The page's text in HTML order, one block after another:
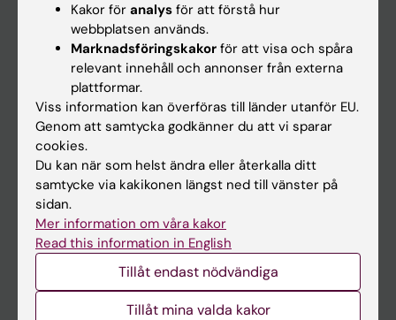
Schema
Studentmejlen
Kurs- och programwebbar
Student på KI
Medarbetare
Medarbetarportalen
Kakor för analys för att förstå hur
webbplatsen används.
Marknadsföringskakor för att visa och spåra
relevant innehåll och annonser från externa
plattformar.
Viss information kan överföras till länder utanför EU.
Genom att samtycka godkänner du att vi sparar
cookies.
Du kan när som helst ändra eller återkalla ditt
samtycke via kakikonen längst ned till vänster på
sidan.
Mer information om våra kakor
Read this information in English
Tillåt endast nödvändiga
Tillåt mina valda kakor